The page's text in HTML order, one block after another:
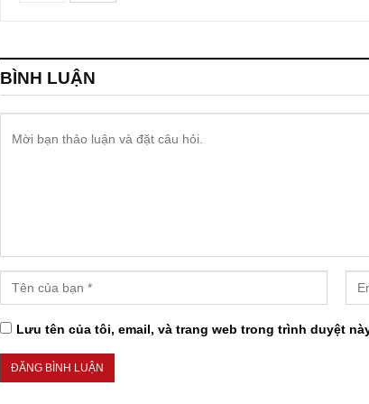
BÌNH LUẬN
Lưu tên của tôi, email, và trang web trong trình duyệt